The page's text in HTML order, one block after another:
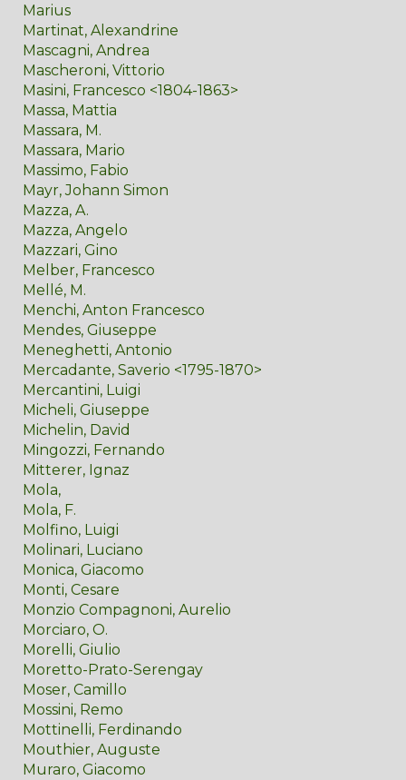
Marius
Martinat, Alexandrine
Mascagni, Andrea
Mascheroni, Vittorio
Masini, Francesco <1804-1863>
Massa, Mattia
Massara, M.
Massara, Mario
Massimo, Fabio
Mayr, Johann Simon
Mazza, A.
Mazza, Angelo
Mazzari, Gino
Melber, Francesco
Mellé, M.
Menchi, Anton Francesco
Mendes, Giuseppe
Meneghetti, Antonio
Mercadante, Saverio <1795-1870>
Mercantini, Luigi
Micheli, Giuseppe
Michelin, David
Mingozzi, Fernando
Mitterer, Ignaz
Mola,
Mola, F.
Molfino, Luigi
Molinari, Luciano
Monica, Giacomo
Monti, Cesare
Monzio Compagnoni, Aurelio
Morciaro, O.
Morelli, Giulio
Moretto-Prato-Serengay
Moser, Camillo
Mossini, Remo
Mottinelli, Ferdinando
Mouthier, Auguste
Muraro, Giacomo